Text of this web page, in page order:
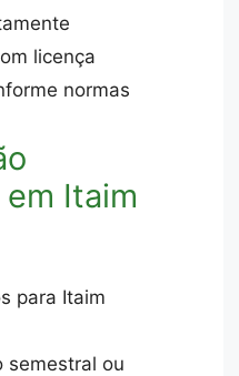
licença
normas
Itaim
para Itaim
semestral ou